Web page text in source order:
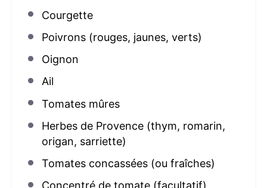
Courgette
Poivrons (rouges, jaunes, verts)
Oignon
Ail
Tomates mûres
Herbes de Provence (thym, romarin,
origan, sarriette)
Tomates concassées (ou fraîches)
Concentré de tomate (facultatif)